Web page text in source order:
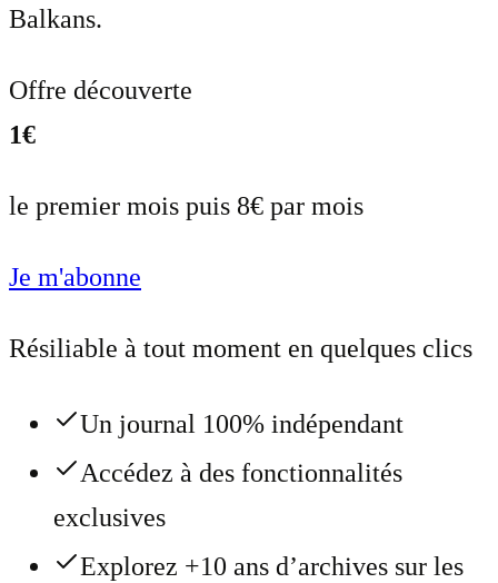
Balkans.
Offre découverte
1€
le premier mois puis 8€ par mois
Je m'abonne
Résiliable à tout moment en quelques clics
Un journal 100% indépendant
Accédez à des fonctionnalités
exclusives
Explorez +10 ans d’archives sur les